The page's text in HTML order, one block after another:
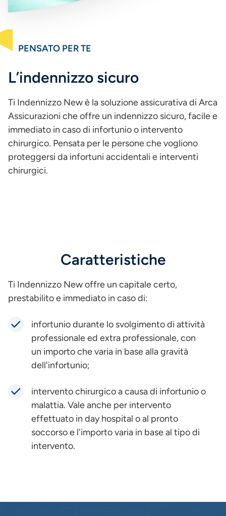
PENSATO PER TE
L’indennizzo sicuro
Ti Indennizzo New è la soluzione assicurativa di Arca
Assicurazioni che offre un indennizzo sicuro, facile e
immediato in caso di infortunio o intervento
chirurgico. Pensata per le persone che vogliono
proteggersi da infortuni accidentali e interventi
chirurgici.
Caratteristiche
Ti Indennizzo New offre un capitale certo,
prestabilito e immediato in caso di:
infortunio durante lo svolgimento di attività
professionale ed extra professionale, con
un importo che varia in base alla gravità
dell'infortunio;
intervento chirurgico a causa di infortunio o
malattia. Vale anche per intervento
effettuato in day hospital o al pronto
soccorso e l'importo varia in base al tipo di
intervento.